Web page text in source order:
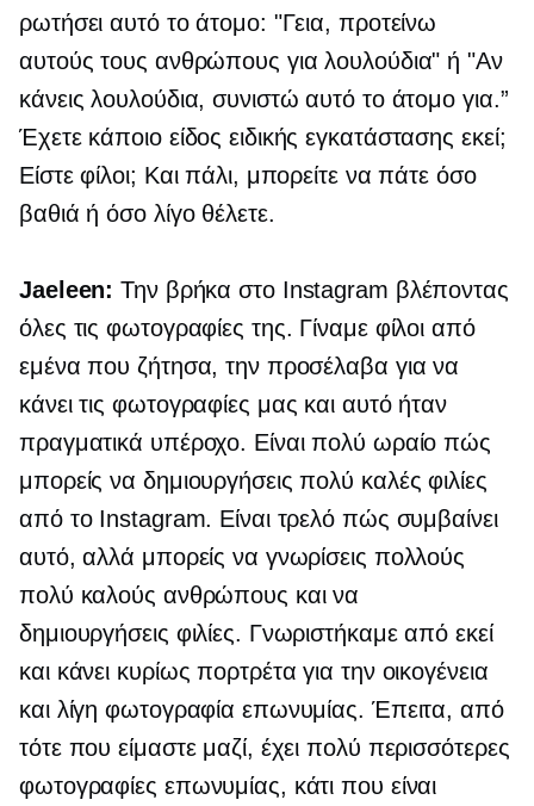
ρωτήσει αυτό το άτομο: "Γεια, προτείνω
αυτούς τους ανθρώπους για λουλούδια" ή "Αν
κάνεις λουλούδια, συνιστώ αυτό το άτομο για.”
Έχετε κάποιο είδος ειδικής εγκατάστασης εκεί;
Είστε φίλοι; Και πάλι, μπορείτε να πάτε όσο
βαθιά ή όσο λίγο θέλετε.
Jaeleen: Την βρήκα στο Instagram βλέποντας
όλες τις φωτογραφίες της. Γίναμε φίλοι από
εμένα που ζήτησα, την προσέλαβα για να
κάνει τις φωτογραφίες μας και αυτό ήταν
πραγματικά υπέροχο. Είναι πολύ ωραίο πώς
μπορείς να δημιουργήσεις πολύ καλές φιλίες
από το Instagram. Είναι τρελό πώς συμβαίνει
αυτό, αλλά μπορείς να γνωρίσεις πολλούς
πολύ καλούς ανθρώπους και να
δημιουργήσεις φιλίες. Γνωριστήκαμε από εκεί
και κάνει κυρίως πορτρέτα για την οικογένεια
και λίγη φωτογραφία επωνυμίας. Έπειτα, από
τότε που είμαστε μαζί, έχει πολύ περισσότερες
φωτογραφίες επωνυμίας, κάτι που είναι